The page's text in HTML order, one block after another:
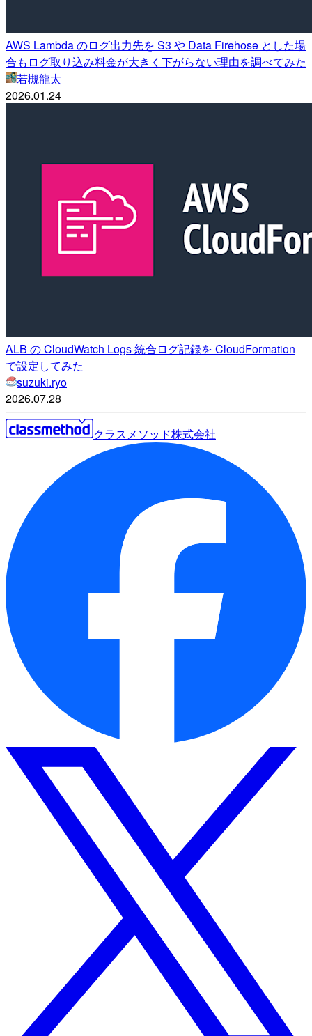
AWS Lambda のログ出力先を S3 や Data Firehose とした場
合もログ取り込み料金が大きく下がらない理由を調べてみた
若槻龍太
2026.01.24
ALB の CloudWatch Logs 統合ログ記録を CloudFormation
で設定してみた
suzuki.ryo
2026.07.28
クラスメソッド株式会社